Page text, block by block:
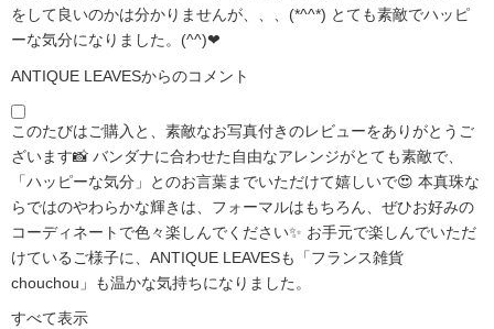
をして良いのかは分かりませんが、、、(*^^*) とても素敵でハッピ
ーな気分になりました。(^^)❤
ANTIQUE LEAVESからのコメント
このたびはご購入と、素敵なお写真付きのレビューをありがとうご
ざいます📸 バンダナに合わせた自由なアレンジがとても素敵で、
「ハッピーな気分」とのお言葉までいただけて嬉しいで😍 本真珠な
らではのやわらかな輝きは、フォーマルはもちろん、ぜひお好みの
コーディネートで色々楽しんでください✨ お手元で楽しんでいただ
けているご様子に、ANTIQUE LEAVESも「フランス雑貨
chouchou」も温かな気持ちになりました。
すべて表示